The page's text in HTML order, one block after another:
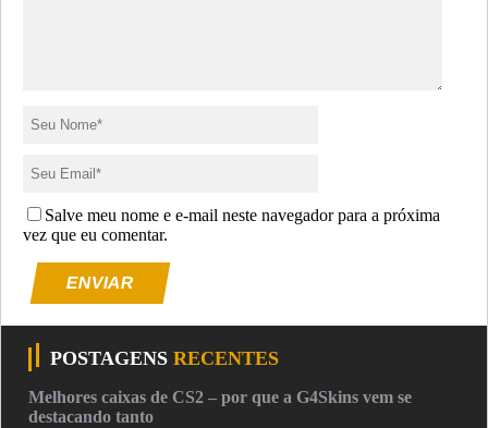
Salve meu nome e e-mail neste navegador para a próxima
vez que eu comentar.
ENVIAR
POSTAGENS RECENTES
Melhores caixas de CS2 – por que a G4Skins vem se
destacando tanto